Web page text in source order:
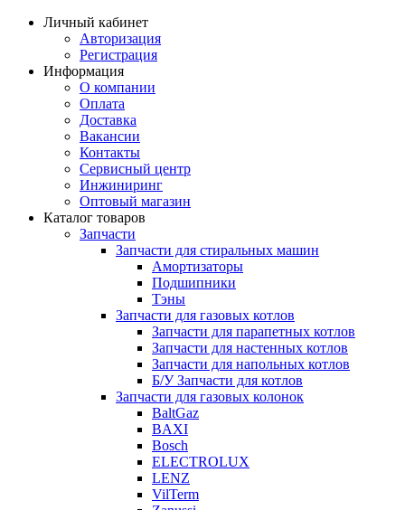
Личный кабинет
Авторизация
Регистрация
Информация
О компании
Оплата
Доставка
Вакансии
Контакты
Сервисный центр
Инжиниринг
Оптовый магазин
Каталог товаров
Запчасти
Запчасти для стиральных машин
Амортизаторы
Подшипники
Тэны
Запчасти для газовых котлов
Запчасти для парапетных котлов
Запчасти для настенных котлов
Запчасти для напольных котлов
Б/У Запчасти для котлов
Запчасти для газовых колонок
BaltGaz
BAXI
Bosch
ELECTROLUX
LENZ
VilTerm